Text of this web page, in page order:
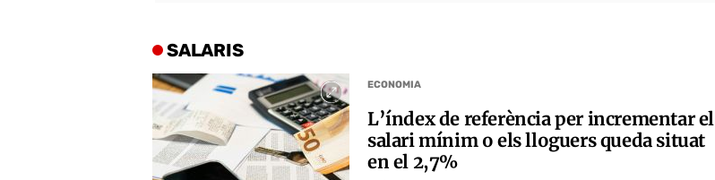
SALARIS
ECONOMIA
L’índex de referència per incrementar el
salari mínim o els lloguers queda situat
en el 2,7%